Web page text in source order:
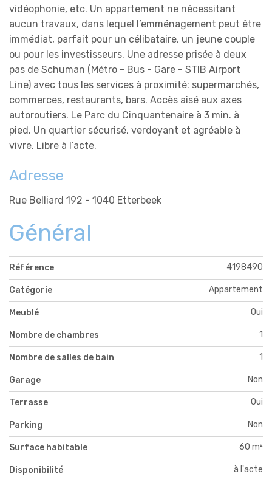
vidéophonie, etc. Un appartement ne nécessitant
aucun travaux, dans lequel l’emménagement peut être
immédiat, parfait pour un célibataire, un jeune couple
ou pour les investisseurs. Une adresse prisée à deux
pas de Schuman (Métro - Bus - Gare - STIB Airport
Line) avec tous les services à proximité: supermarchés,
commerces, restaurants, bars. Accès aisé aux axes
autoroutiers. Le Parc du Cinquantenaire à 3 min. à
pied. Un quartier sécurisé, verdoyant et agréable à
vivre. Libre à l’acte.
Adresse
Rue Belliard 192 - 1040 Etterbeek
Général
Référence 4198490
Catégorie Appartement
Meublé Oui
Nombre de chambres 1
Nombre de salles de bain 1
Garage Non
Terrasse Oui
Parking Non
Surface habitable 60 m²
Disponibilité à l'acte